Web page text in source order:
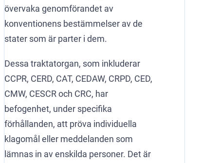
övervaka genomförandet av
konventionens bestämmelser av de
stater som är parter i dem.
Dessa traktatorgan, som inkluderar
CCPR, CERD, CAT, CEDAW, CRPD, CED,
CMW, CESCR och CRC, har
befogenhet, under specifika
förhållanden, att pröva individuella
klagomål eller meddelanden som
lämnas in av enskilda personer. Det är